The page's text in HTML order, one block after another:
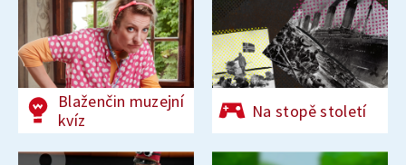
Blaženčin muzejní
kvíz
Na stopě století